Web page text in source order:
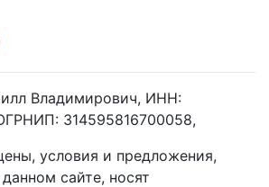
Владимирович, ИНН:
314595816700058,
условия и предложения,
сайте, носят